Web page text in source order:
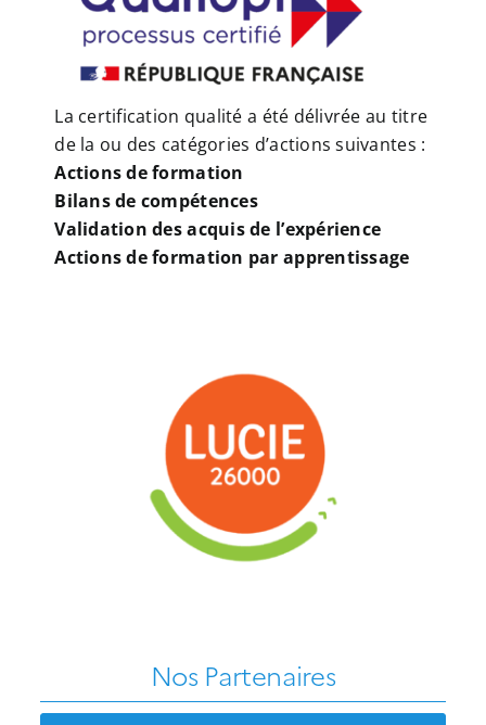
La certification qualité a été délivrée au titre
de la ou des catégories d’actions suivantes :
Actions de formation
Bilans de compétences
Validation des acquis de l’expérience
Actions de formation par apprentissage
Nos Partenaires